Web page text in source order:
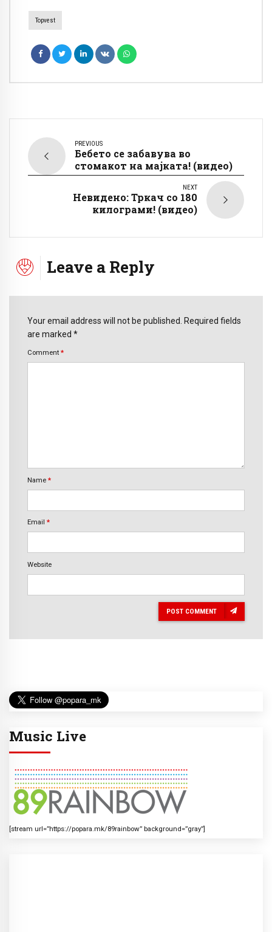
Topvest
PREVIOUS
Бебето се забавува во
стомакот на мајката! (видео)
NEXT
Невидено: Тркач со 180
килограми! (видео)
Leave a Reply
Your email address will not be published. Required fields
are marked *
Comment *
Name *
Email *
Website
POST COMMENT
Music Live
[stream url=”https://popara.mk/89rainbow” background=”gray”]